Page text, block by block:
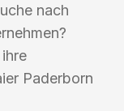
nach
Paderborn